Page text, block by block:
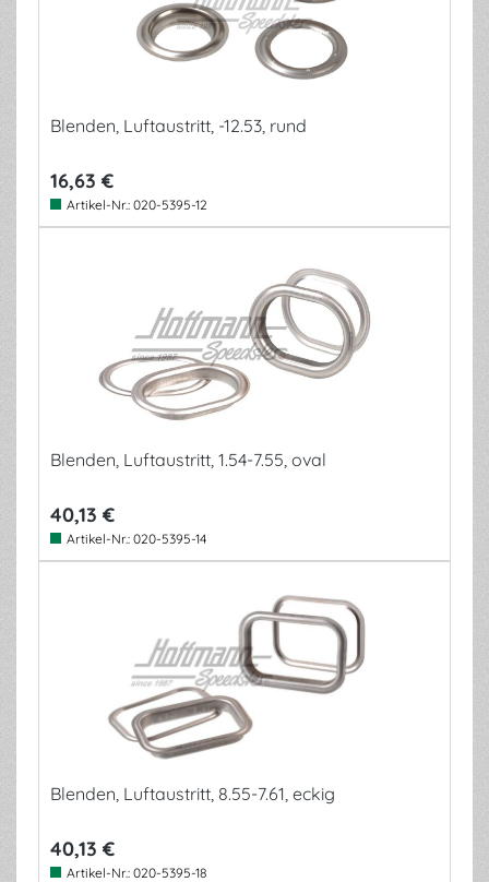
Blenden, Luftaustritt, -12.53, rund
16,63 €
Artikel-Nr.: 020-5395-12
Blenden, Luftaustritt, 1.54-7.55, oval
40,13 €
Artikel-Nr.: 020-5395-14
Blenden, Luftaustritt, 8.55-7.61, eckig
40,13 €
Artikel-Nr.: 020-5395-18